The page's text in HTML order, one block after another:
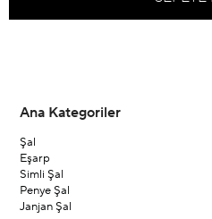
Ana Kategoriler
Şal
Eşarp
Simli Şal
Penye Şal
Janjan Şal